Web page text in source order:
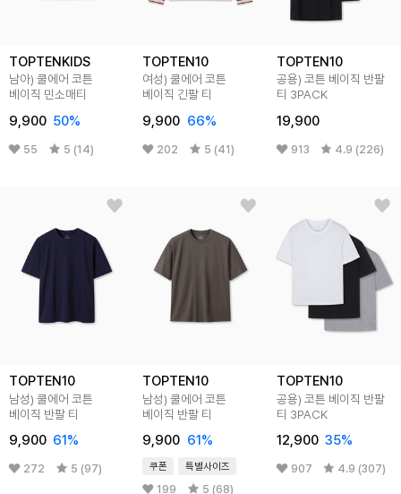
TOPTENKIDS
남아) 쿨에어 코튼
베이직 민소매티
9,900 50%
55 5 (14)
TOPTEN10
여성) 쿨에어 코튼
베이직 긴팔 티
9,900 66%
202 5 (41)
TOPTEN10
공용) 코튼 베이직 반팔
티 3PACK
19,900
913 4.9 (226)
TOPTEN10
남성) 쿨에어 코튼
베이직 반팔 티
9,900 61%
272 5 (97)
TOPTEN10
남성) 쿨에어 코튼
베이직 반팔 티
9,900 61%
쿠폰 특별사이즈
199 5 (68)
TOPTEN10
공용) 코튼 베이직 반팔
티 3PACK
12,900 35%
907 4.9 (307)